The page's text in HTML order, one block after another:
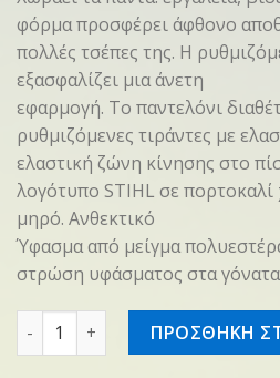
φόρμα προσφέρει άφθονο
πολλές τσέπες της. Η
εξασφαλίζει μια άνετη
εφαρμογή. Το παντελόνι
ρυθμιζόμενες τιράντες με
ελαστική ζώνη κίνησης στο
λογότυπο STIHL σε
μηρό. Ανθεκτικό
Ύφασμα από μείγμα
στρώση υφάσματος στα γόνατα
Bib overalls SZ 134-140 KIDS
ΠΡΟΣΘΗΚΗ